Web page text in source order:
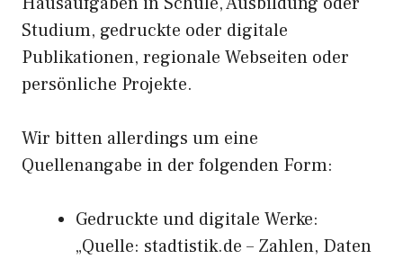
Studium, gedruckte oder digitale
Publikationen, regionale Webseiten oder
persönliche Projekte.
Wir bitten allerdings um eine
Quellenangabe in der folgenden Form:
Gedruckte und digitale Werke:
„Quelle: stadtistik.de – Zahlen, Daten